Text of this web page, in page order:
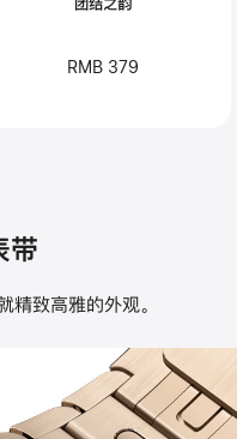
团结之韵
RMB 379
带
精致高雅的外观。